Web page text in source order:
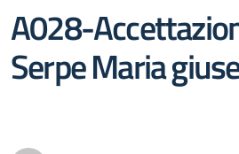
A028-
Serpe Maria